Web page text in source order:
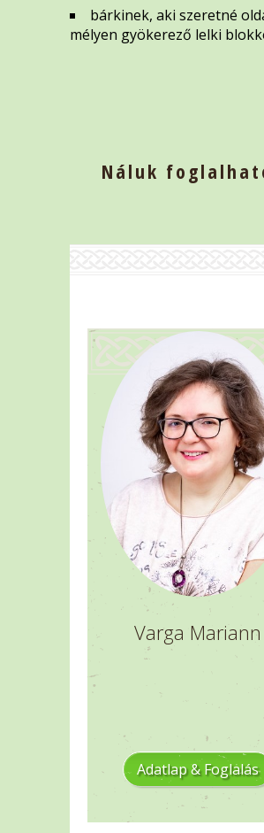
bárkinek, aki szeretné
mélyen gyökerező lelki
Náluk
Varga Mariann
Adatlap & Foglalás